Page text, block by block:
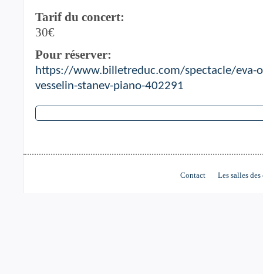
Tarif du concert:
30€
Pour réserver:
https://www.billetreduc.com/spectacle/eva-
vesselin-stanev-piano-402291
Contact Les salles des